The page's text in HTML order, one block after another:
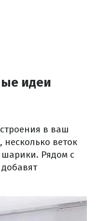
идеи
в ваш
веток
Рядом с